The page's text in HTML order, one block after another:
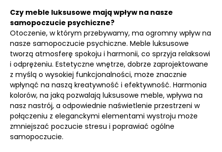
Czy meble luksusowe mają wpływ na nasze
samopoczucie psychiczne?
Otoczenie, w którym przebywamy, ma ogromny wpływ na
nasze samopoczucie psychiczne. Meble luksusowe
tworzą atmosferę spokoju i harmonii, co sprzyja relaksowi
i odprężeniu. Estetyczne wnętrze, dobrze zaprojektowane
z myślą o wysokiej funkcjonalności, może znacznie
wpłynąć na naszą kreatywność i efektywność. Harmonia
kolorów, na jaką pozwalają luksusowe meble, wpływa na
nasz nastrój, a odpowiednie naświetlenie przestrzeni w
połączeniu z eleganckymi elementami wystroju może
zmniejszać poczucie stresu i poprawiać ogólne
samopoczucie.